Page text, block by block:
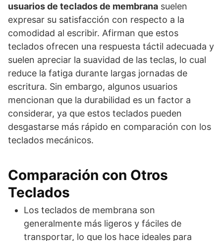
usuarios de teclados de membrana suelen
expresar su satisfacción con respecto a la
comodidad al escribir. Afirman que estos
teclados ofrecen una respuesta táctil adecuada y
suelen apreciar la suavidad de las teclas, lo cual
reduce la fatiga durante largas jornadas de
escritura. Sin embargo, algunos usuarios
mencionan que la durabilidad es un factor a
considerar, ya que estos teclados pueden
desgastarse más rápido en comparación con los
teclados mecánicos.
Comparación con Otros
Teclados
Los teclados de membrana son
generalmente más ligeros y fáciles de
transportar, lo que los hace ideales para